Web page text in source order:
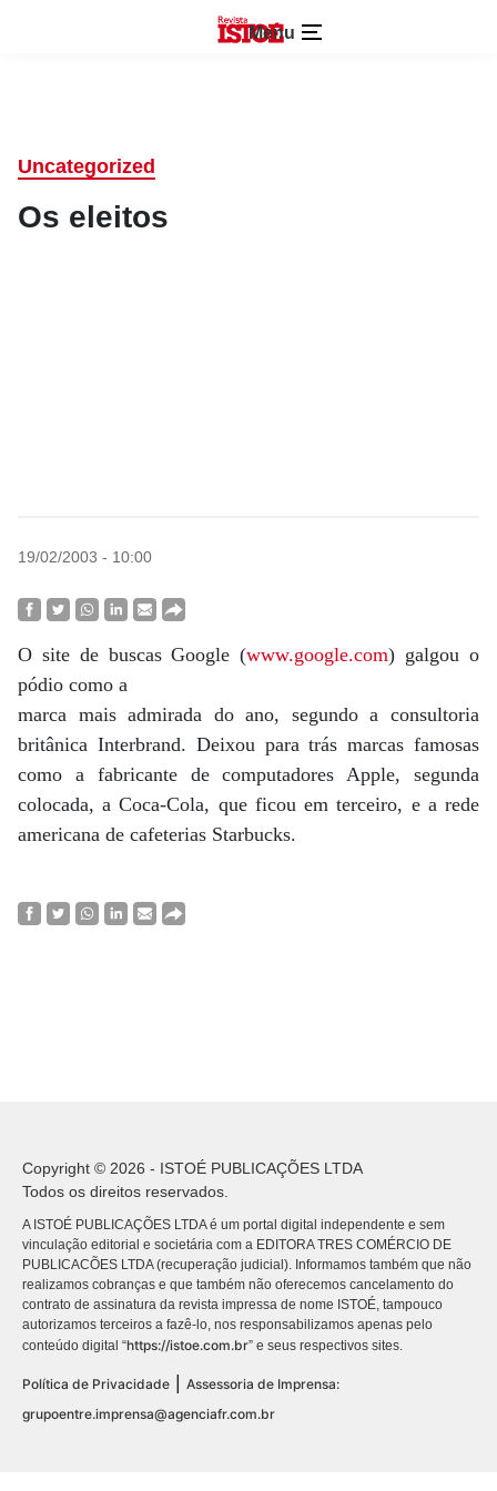
Menu
Uncategorized
Os eleitos
19/02/2003 - 10:00
O site de buscas Google (www.google.com) galgou o
pódio como a
marca mais admirada do ano, segundo a consultoria
britânica Interbrand. Deixou para trás marcas famosas
como a fabricante de computadores Apple, segunda
colocada, a Coca-Cola, que ficou em terceiro, e a rede
americana de cafeterias Starbucks.
Copyright © 2026 - ISTOÉ PUBLICAÇÕES LTDA
Todos os direitos reservados.
A ISTOÉ PUBLICAÇÕES LTDA é um portal digital independente e sem
vinculação editorial e societária com a EDITORA TRES COMÉRCIO DE
PUBLICACÕES LTDA (recuperação judicial). Informamos também que não
realizamos cobranças e que também não oferecemos cancelamento do
contrato de assinatura da revista impressa de nome ISTOÉ, tampouco
autorizamos terceiros a fazê-lo, nos responsabilizamos apenas pelo
conteúdo digital “https://istoe.com.br” e seus respectivos sites.
Política de Privacidade
Assessoria de Imprensa:
grupoentre.imprensa@agenciafr.com.br